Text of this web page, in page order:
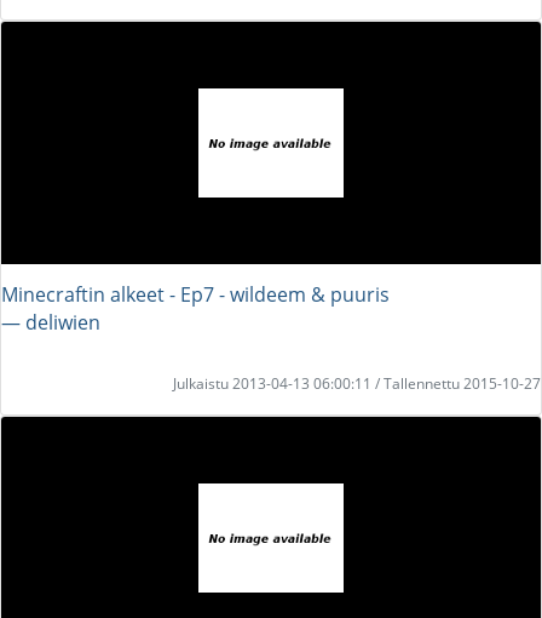
Minecraftin alkeet - Ep7 - wildeem & puuris
― deliwien
Julkaistu 2013-04-13 06:00:11 / Tallennettu 2015-10-27